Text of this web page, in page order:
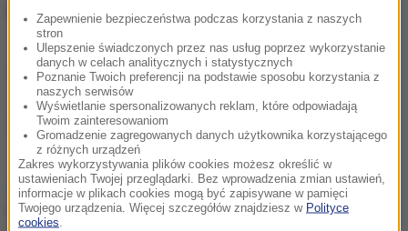
pocztowe.
Źródło: RMF FM
chcesz widzieć więcej artykułów od RMF24?dodaj w
Google
Zapewnienie bezpieczeństwa podczas korzystania z naszych
stron
Ulepszenie świadczonych przez nas usług poprzez wykorzystanie
danych w celach analitycznych i statystycznych
Poznanie Twoich preferencji na podstawie sposobu korzystania z
naszych serwisów
Wyświetlanie spersonalizowanych reklam, które odpowiadają
Twoim zainteresowaniom
Gromadzenie zagregowanych danych użytkownika korzystającego
z różnych urządzeń
Zakres wykorzystywania plików cookies możesz określić w
ustawieniach Twojej przeglądarki. Bez wprowadzenia zmian ustawień,
informacje w plikach cookies mogą być zapisywane w pamięci
Twojego urządzenia. Więcej szczegółów znajdziesz w Polityce
cookies